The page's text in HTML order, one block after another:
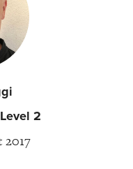
2
2017